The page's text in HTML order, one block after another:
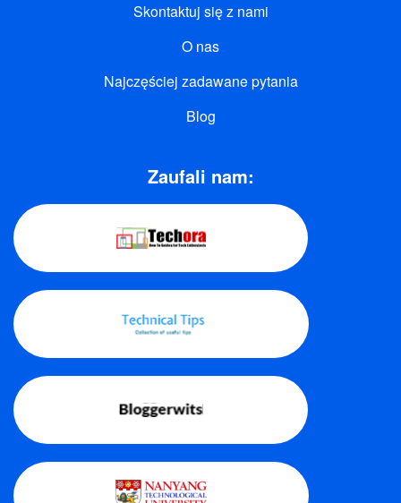
Skontaktuj się z nami
O nas
Najczęściej zadawane pytania
Blog
Zaufali nam: